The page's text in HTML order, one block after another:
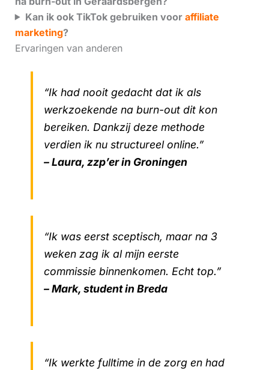
Kan ik ook TikTok gebruiken voor affiliate
marketing?
Ervaringen van anderen
“Ik had nooit gedacht dat ik als
werkzoekende na burn-out dit kon
bereiken. Dankzij deze methode
verdien ik nu structureel online.”
– Laura, zzp’er in Groningen
“Ik was eerst sceptisch, maar na 3
weken zag ik al mijn eerste
commissie binnenkomen. Echt top.”
– Mark, student in Breda
“Ik werkte fulltime in de zorg en had